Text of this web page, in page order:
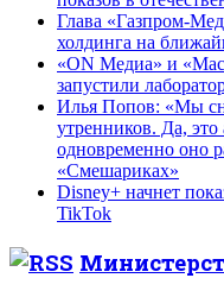
Глава «Газпром-
холдинга на
«ON Медиа» и
запустили
Илья Попов: «Мы
утренников. Да,
одновременно оно
«Смешариках»
Disney+ начнет
TikTok